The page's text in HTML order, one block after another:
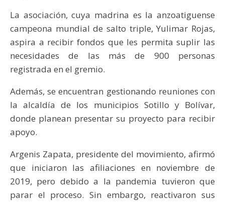
La asociación, cuya madrina es la anzoatiguense
campeona mundial de salto triple, Yulimar Rojas,
aspira a recibir fondos que les permita suplir las
necesidades de las más de 900 personas
registrada en el gremio.
Además, se encuentran gestionando reuniones con
la alcaldía de los municipios Sotillo y Bolívar,
donde planean presentar su proyecto para recibir
apoyo.
Argenis Zapata, presidente del movimiento, afirmó
que iniciaron las afiliaciones en noviembre de
2019, pero debido a la pandemia tuvieron que
parar el proceso. Sin embargo, reactivaron sus